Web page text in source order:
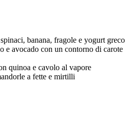
banana, fragole e yogurt greco
e avocado con un contorno di carote
quinoa e cavolo al vapore
a fette e mirtilli